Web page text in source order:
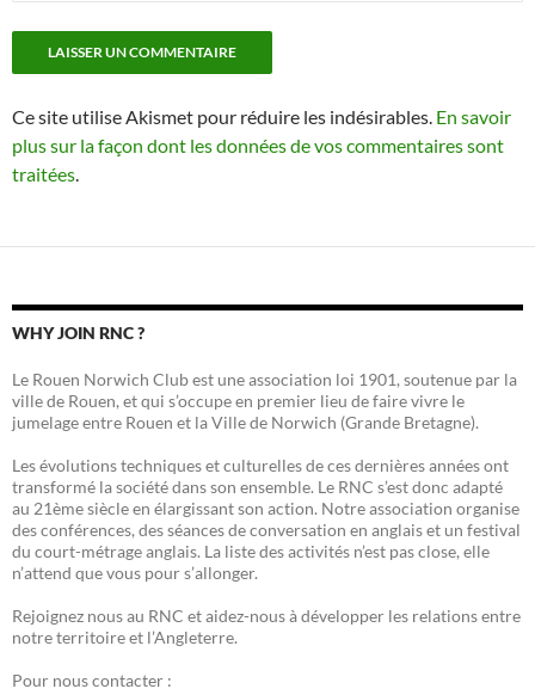
Ce site utilise Akismet pour réduire les indésirables. En savoir
plus sur la façon dont les données de vos commentaires sont
traitées.
WHY JOIN RNC ?
Le Rouen Norwich Club est une association loi 1901, soutenue par la
ville de Rouen, et qui s’occupe en premier lieu de faire vivre le
jumelage entre Rouen et la Ville de Norwich (Grande Bretagne).
Les évolutions techniques et culturelles de ces dernières années ont
transformé la société dans son ensemble. Le RNC s’est donc adapté
au 21ème siècle en élargissant son action. Notre association organise
des conférences, des séances de conversation en anglais et un festival
du court-métrage anglais. La liste des activités n’est pas close, elle
n’attend que vous pour s’allonger.
Rejoignez nous au RNC et aidez-nous à développer les relations entre
notre territoire et l’Angleterre.
Pour nous contacter :